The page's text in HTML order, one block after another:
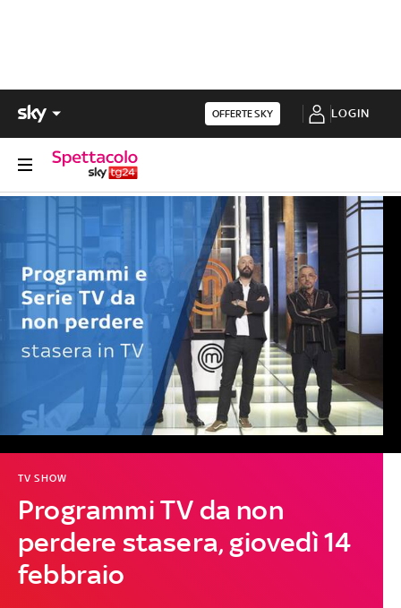
OFFERTE SKY LOGIN
Programmi TV da non
perdere stasera, giovedì 14
febbraio
TV SHOW